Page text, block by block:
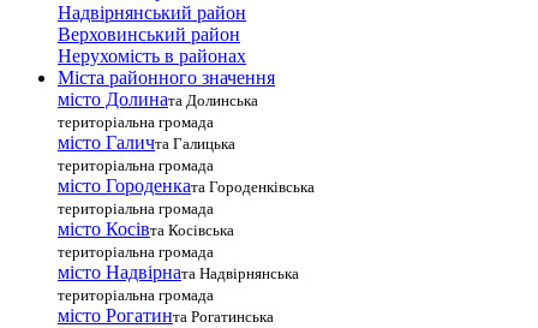
Надвірнянський район
Верховинський район
Нерухомість в районах
Міста районного значення
місто Долината Долинська
територіальна громада
місто Галичта Галицька
територіальна громада
місто Городенката Городенківська
територіальна громада
місто Косівта Косівська
територіальна громада
місто Надвірната Надвірнянська
територіальна громада
місто Рогатинта Рогатинська